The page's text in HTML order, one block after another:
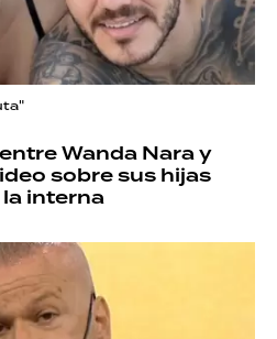
Wanda Nara y
sobre sus hijas
interna